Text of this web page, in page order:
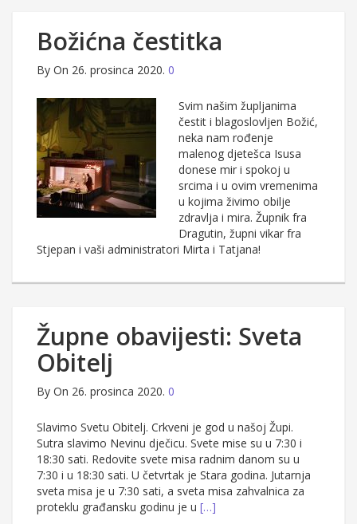
Božićna čestitka
By On 26. prosinca 2020. 0
Svim našim župljanima
čestit i blagoslovljen Božić,
neka nam rođenje
malenog djetešca Isusa
donese mir i spokoj u
srcima i u ovim vremenima
u kojima živimo obilje
zdravlja i mira. Župnik fra
Dragutin, župni vikar fra
Stjepan i vaši administratori Mirta i Tatjana!
Župne obavijesti: Sveta
Obitelj
By On 26. prosinca 2020. 0
Slavimo Svetu Obitelj. Crkveni je god u našoj Župi.
Sutra slavimo Nevinu dječicu. Svete mise su u 7:30 i
18:30 sati. Redovite svete misa radnim danom su u
7:30 i u 18:30 sati. U četvrtak je Stara godina. Jutarnja
sveta misa je u 7:30 sati, a sveta misa zahvalnica za
proteklu građansku godinu je u […]